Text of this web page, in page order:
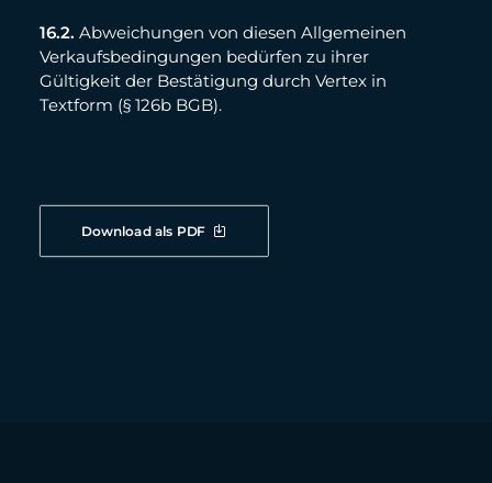
16.2. Abweichungen von diesen Allgemeinen
Verkaufsbedingungen bedürfen zu ihrer
Gültigkeit der Bestätigung durch Vertex in
Textform (§ 126b BGB).
Download als PDF